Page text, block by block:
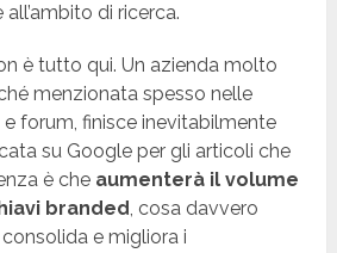
all’ambito di ricerca.
è tutto qui. Un azienda molto
menzionata spesso nelle
forum, finisce inevitabilmente
su Google per gli articoli che
è che aumenterà il volume
branded, cosa davvero
e migliora i